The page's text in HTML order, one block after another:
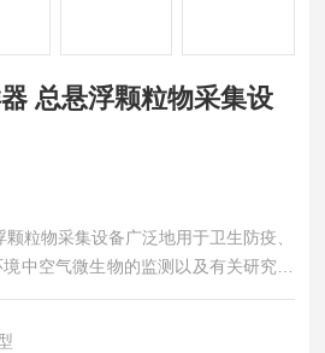
总悬浮颗粒物采集设
粒物采集设备广泛地用于卫生防疫、
中空气微生物的监测以及有关研究教
样研究